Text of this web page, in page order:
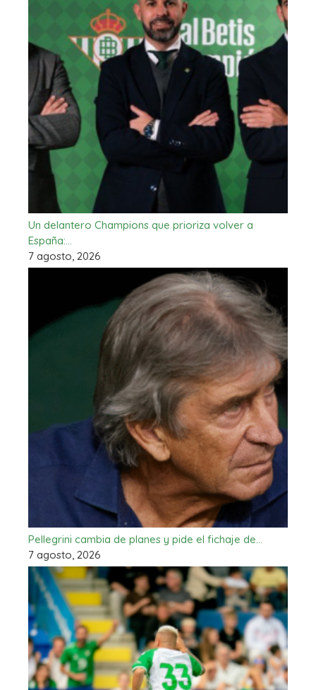
Un delantero Champions que prioriza volver a
España:…
7 agosto, 2026
Pellegrini cambia de planes y pide el fichaje de…
7 agosto, 2026